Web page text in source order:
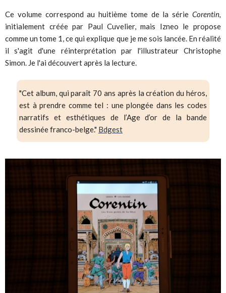
Ce volume correspond au huitième tome de la série Corentin,
initialement créée par Paul Cuvelier, mais Izneo le propose
comme un tome 1, ce qui explique que je me sois lancée. En réalité
il s'agit d'une réinterprétation par l'illustrateur Christophe
Simon. Je l'ai découvert après la lecture.
"Cet album, qui paraît 70 ans après la création du héros,
est à prendre comme tel : une plongée dans les codes
narratifs et esthétiques de l’Age d’or de la bande
dessinée franco-belge." Bdgest